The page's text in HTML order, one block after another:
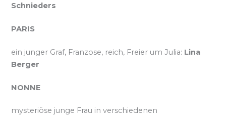
Schnieders
PARIS
ein junger Graf, Franzose, reich, Freier um Julia: Lina
Berger
NONNE
mysteriöse junge Frau in verschiedenen